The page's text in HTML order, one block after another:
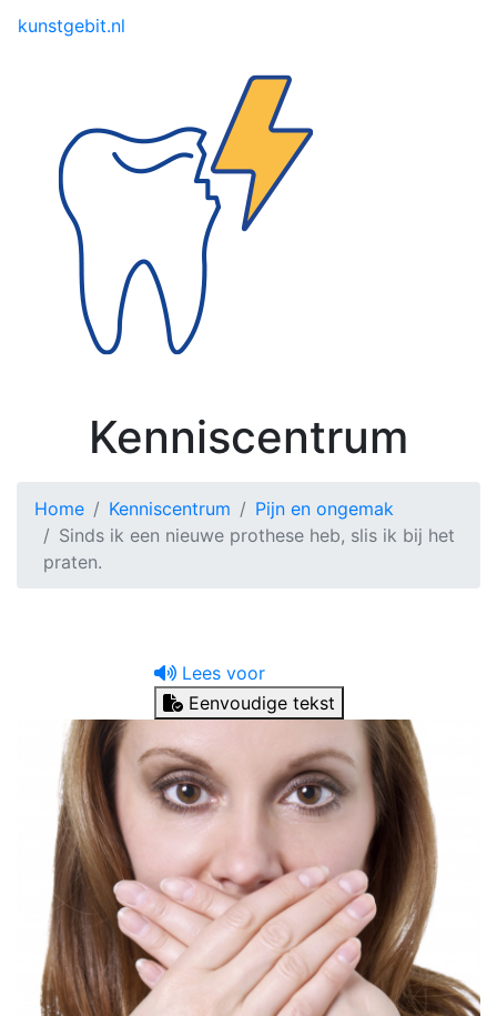
kunstgebit.nl
Kenniscentrum
Home Kenniscentrum
Pijn en ongemak
Sinds ik een nieuwe prothese heb, slis ik bij het
praten.
Lees voor
Eenvoudige tekst